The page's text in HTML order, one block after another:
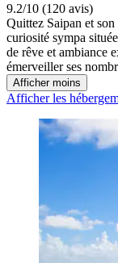
9.2/10 (120 avis)
Quittez Saipan et
curiosité sympa
de rêve et ambiance
émerveiller ses
Afficher moins
Afficher les